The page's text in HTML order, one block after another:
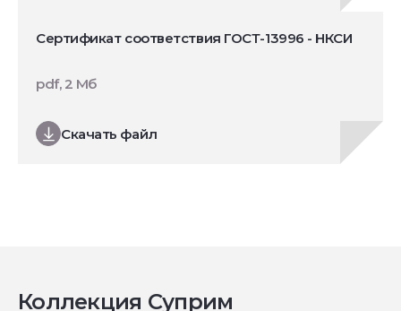
Сертификат соответствия ГОСТ-13996 - НКСИ
Скачать файл
pdf, 2 Мб
Коллекция Суприм